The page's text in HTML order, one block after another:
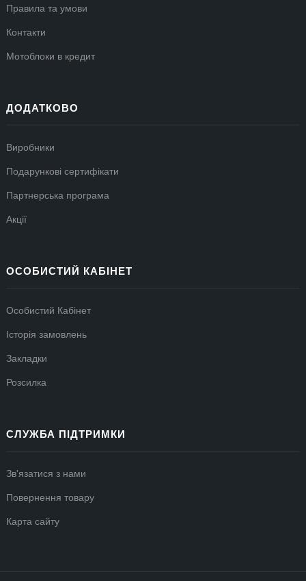
Правила та умови
Контакти
Мотоблоки в кредит
ДОДАТКОВО
Виробники
Подарункові сертифікати
Партнерська програма
Акції
ОСОБИСТИЙ КАБІНЕТ
Особистий Кабінет
Історія замовлень
Закладки
Розсилка
СЛУЖБА ПІДТРИМКИ
Зв'язатися з нами
Повернення товару
Карта сайту